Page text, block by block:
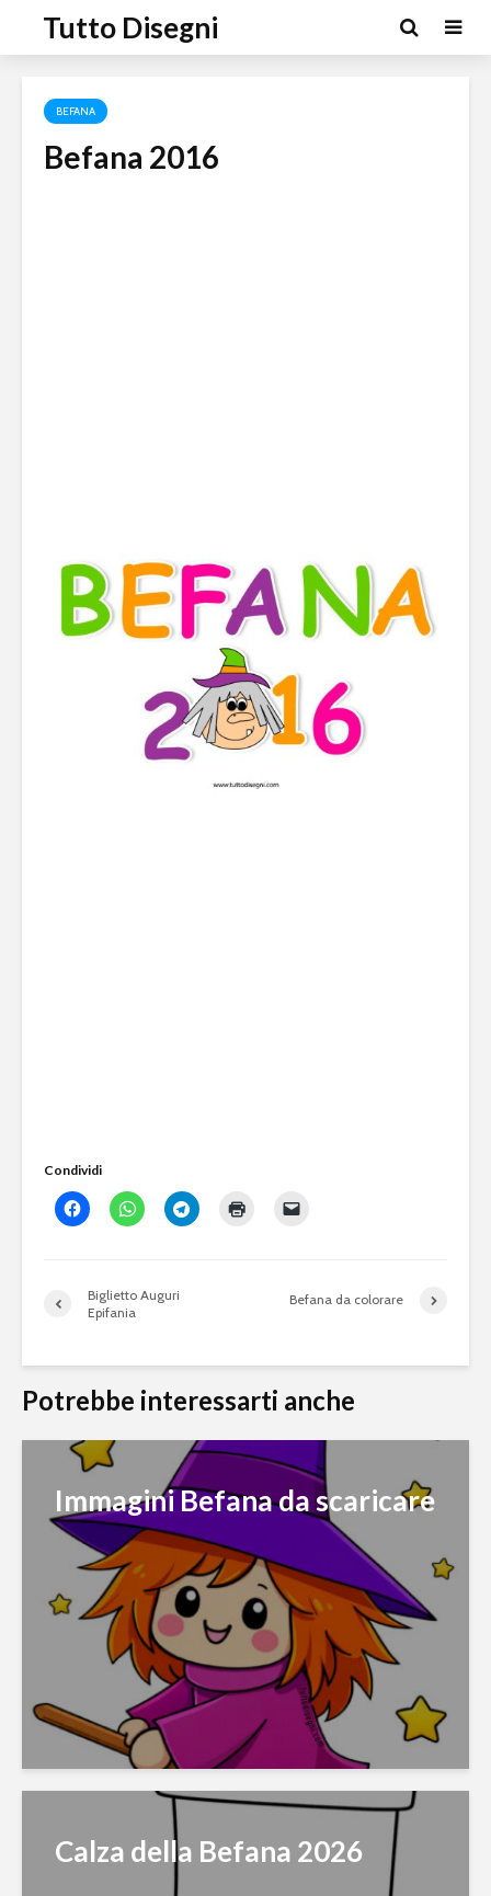
Tutto Disegni
BEFANA
Befana 2016
Condividi
Biglietto Auguri
Epifania
Befana da colorare
Potrebbe interessarti anche
Immagini Befana da scaricare
Calza della Befana 2026